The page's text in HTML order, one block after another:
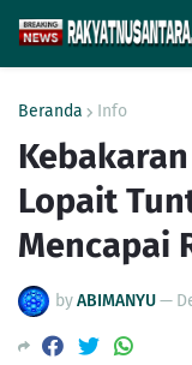
Beranda Info
Lopait
Mencapai
byABIMANYU—